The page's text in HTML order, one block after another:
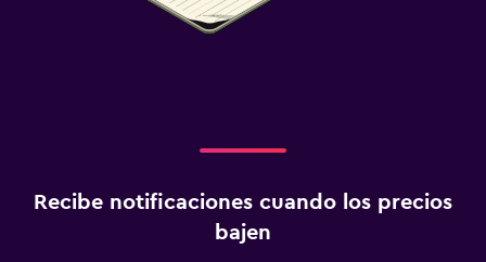
Recibe notificaciones cuando los precios
bajen